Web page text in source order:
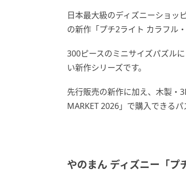
日本最大級のディズニーショッ
の新作「プチ2ライト カラフル
300ピースのミニサイズパズル
い新作シリーズです。
先行販売の新作に加え、木製・
MARKET 2026」で購入できるパ
やのまん ディズニー「プ